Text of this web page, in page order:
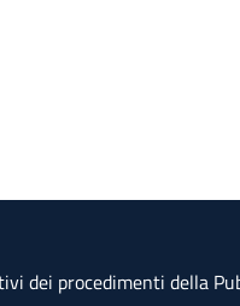
dei procedimenti della